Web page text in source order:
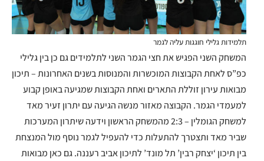
תלמידות גלילי חוגגות עליה לגמר
המשחק השני הפגיש את חצי הגמר השני לתלמידים גם כן בין גלילי
כפ”ס לאחת הקבוצות המוכשרות והמנוסות בשנים האחרונות – תיכון
מבואות עירון זוללת התארים ואחת הקבוצות שמגיעה באופן קבוע
למעמדי הגמר. הקבוצה מאזור מנשה הגיעה עם יתרון זעיר מאד
למשחק הגומלין – 2:3 מהמשחק הראשון וידעה שיתרון המערכות
שביר מאד ותצטרך להתעלות כדי להעפיל לגמר נוסף מול המנצחת
בין תיכון ‘יצחק רבין’ תל מונד’ לתיכון אביב רעננה. גם כאן מבואות